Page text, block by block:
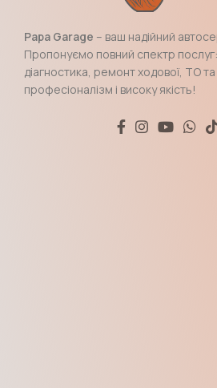
Papa Garage – ваш надійний
Пропонуємо повний спектр
діагностика, ремонт ходової, ТО
професіоналізм і високу якість!